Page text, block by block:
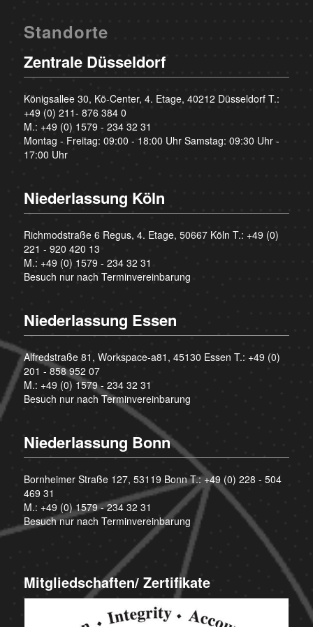
Standorte
Zentrale Düsseldorf
Königsallee 30, Kö-Center, 4. Etage, 40212 Düsseldorf T.:
+49 (0) 211- 876 384 0
M.: +49 (0) 1579 - 234 32 31
Montag - Freitag: 09:00 - 18:00 Uhr Samstag: 09:30 Uhr -
17:00 Uhr
Niederlassung Köln
Richmodstraße 6 Regus, 4. Etage, 50667 Köln T.: +49 (0)
221 - 920 420 13
M.: +49 (0) 1579 - 234 32 31
Besuch nur nach Terminvereinbarung
Niederlassung Essen
Alfredstraße 81, Workspace-a81, 45130 Essen T.: +49 (0)
201 - 858 952 07
M.: +49 (0) 1579 - 234 32 31
Besuch nur nach Terminvereinbarung
Niederlassung Bonn
Bornheimer Straße 127, 53119 Bonn T.:+49 (0) 228 - 504
469 31
M.: +49 (0) 1579 - 234 32 31
Besuch nur nach Terminvereinbarung
Mitgliedschaften/ Zertifikate